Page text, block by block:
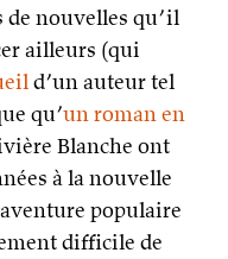
de nouvelles qu’il
ailleurs (qui
d’un auteur tel
qu’un roman en
Blanche ont
à la nouvelle
populaire
difficile de